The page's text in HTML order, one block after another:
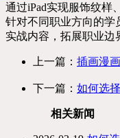
通过iPad实现服饰纹样
针对不同职业方向的学
实战内容，拓展职业边
上一篇： 插画漫
下一篇： 如何选
相关新闻